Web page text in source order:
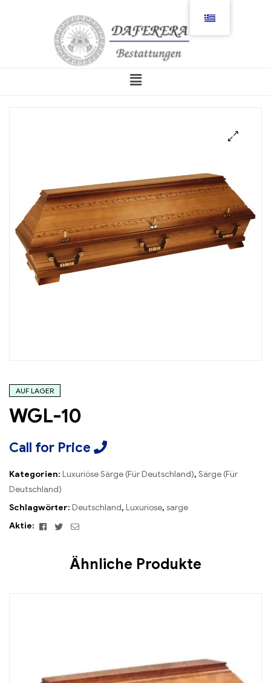
AUF LAGER
WGL-10
Call for Price
Kategorien: Luxuriöse Särge (Für Deutschland), Särge (Für
Deutschland)
Schlagwörter: Deutschland, Luxuriose, sarge
Aktie:
Facebook
TwitterEmail
Ähnliche Produkte